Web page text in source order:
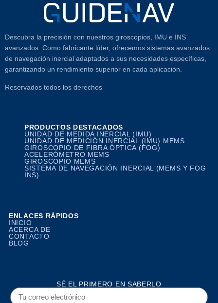
Descubra la precisión con nuestros giroscopios, IMU e INS
avanzados. Como fabricante líder, ofrecemos sistemas avanzados
de navegación inercial adaptados a sus necesidades específicas,
garantizando un rendimiento superior en cada aplicación.
Reservados todos los derechos
PRODUCTOS DESTACADOS
UNIDAD DE MEDIDA INERCIAL (IMU)
UNIDAD DE MEDICIÓN INERCIAL (IMU) MEMS
GIROSCOPIO DE FIBRA ÓPTICA (FOG)
ACELERÓMETRO MEMS
GIROSCOPIO MEMS
SISTEMA DE NAVEGACIÓN INERCIAL (MEMS Y FOG
INS)
ENLACES RÁPIDOS
INICIO
ACERCA DE
CONTACTO
BLOG
SÉ EL PRIMERO EN SABERLO